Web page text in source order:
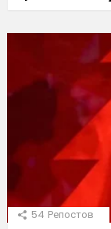
54 Репостов